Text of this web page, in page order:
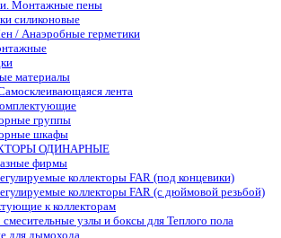
Монтажные пены
силиконовые
/ Анаэробные герметики
материалы
лента
группы
шкафы
ОДИНАРНЫЕ
фирмы
коллекторы FAR (под концевики)
коллекторы FAR (с дюймовой резьбой)
к коллекторам
узлы и боксы для Теплого пола
для дымохода